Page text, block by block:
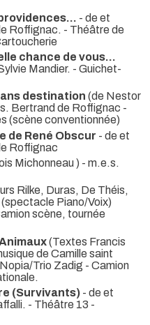
- de et
Roffignac. - Théâtre de
chance de vous…
Mandier. - Guichet-
destination (de Nestor
Bertrand de Roffignac -
(scène conventionnée)
de René Obscur - de et
Roffignac
Michonneau ) - m.e.s.
Rilke, Duras, De Théis,
Piano/Voix)
scène, tournée
(Textes Francis
de Camille saint
Trio Zadig - Camion
(Survivants) - de et
- Théâtre 13 -